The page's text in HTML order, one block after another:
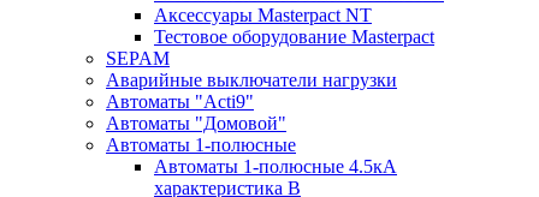
Аксессуары Masterpact NT
Тестовое оборудование Masterpact
SEPAM
Аварийные выключатели нагрузки
Автоматы "Acti9"
Автоматы "Домовой"
Автоматы 1-полюсные
Автоматы 1-полюсные 4.5кА
характеристика В